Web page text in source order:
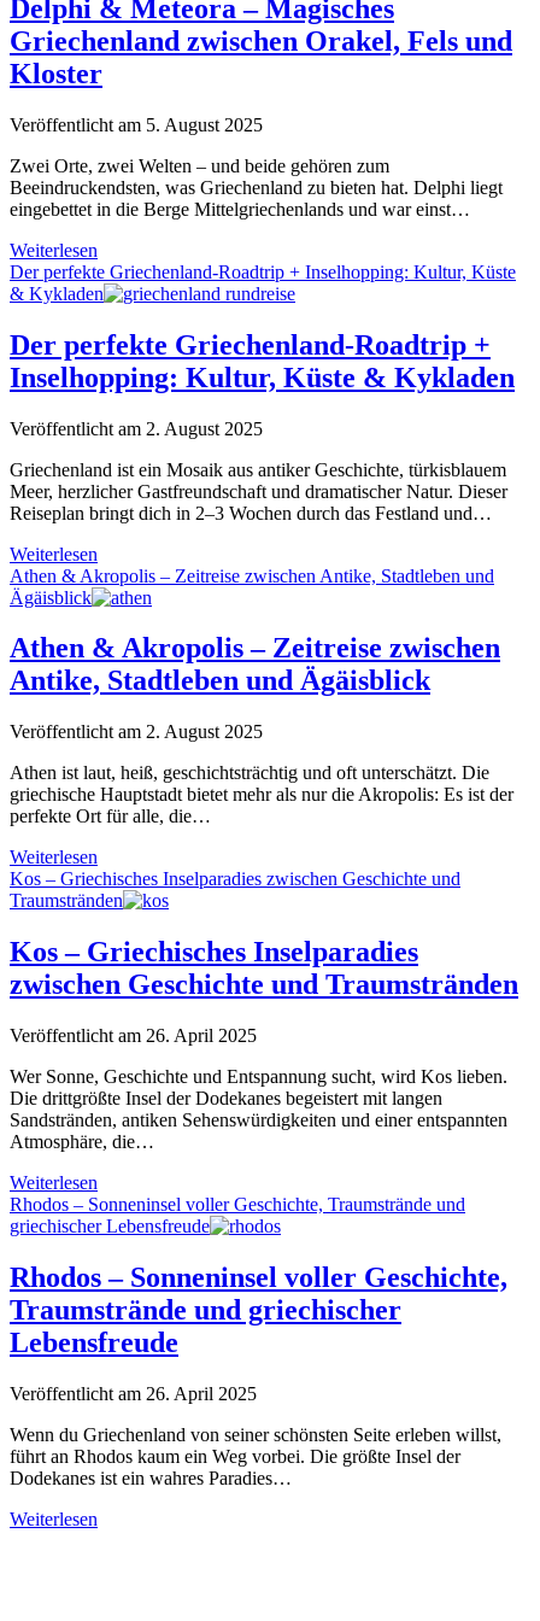
Inselgenuss
in
Kykladen
Delphi & Meteora – Magisches
Griechenland zwischen Orakel, Fels und
Kloster
Veröffentlicht am 5. August 2025
Zwei Orte, zwei Welten – und beide gehören zum
Beeindruckendsten, was Griechenland zu bieten hat. Delphi liegt
eingebettet in die Berge Mittelgriechenlands und war einst…
Weiterlesen
&
Meteora
Magisches
Griechenland
zwischen
Fels
Kloster
Der perfekte Griechenland-Roadtrip + Inselhopping: Kultur, Küste
& Kykladen
Der perfekte Griechenland-Roadtrip +
Inselhopping: Kultur, Küste & Kykladen
Veröffentlicht am 2. August 2025
Griechenland ist ein Mosaik aus antiker Geschichte, türkisblauem
Meer, herzlicher Gastfreundschaft und dramatischer Natur. Dieser
Reiseplan bringt dich in 2–3 Wochen durch das Festland und…
Weiterlesen
perfekte
Griechenland-
+
Inselhopping:
Kultur,
&
Athen & Akropolis – Zeitreise zwischen Antike, Stadtleben und
Ägäisblick
Athen & Akropolis – Zeitreise zwischen
Antike, Stadtleben und Ägäisblick
Veröffentlicht am 2. August 2025
Athen ist laut, heiß, geschichtsträchtig und oft unterschätzt. Die
griechische Hauptstadt bietet mehr als nur die Akropolis: Es ist der
perfekte Ort für alle, die…
Weiterlesen
&
Akropolis
Zeitreise
zwischen
Antike,
und
Kos – Griechisches Inselparadies zwischen Geschichte und
Traumstränden
Kos – Griechisches Inselparadies
zwischen Geschichte und Traumstränden
Veröffentlicht am 26. April 2025
Wer Sonne, Geschichte und Entspannung sucht, wird Kos lieben.
Die drittgrößte Insel der Dodekanes begeistert mit langen
Sandstränden, antiken Sehenswürdigkeiten und einer entspannten
Atmosphäre, die…
Weiterlesen
–
Griechisches
zwischen
Geschichte
und
Traumstränden
Rhodos – Sonneninsel voller Geschichte, Traumstrände und
griechischer Lebensfreude
Rhodos – Sonneninsel voller Geschichte,
Traumstrände und griechischer
Lebensfreude
Veröffentlicht am 26. April 2025
Wenn du Griechenland von seiner schönsten Seite erleben willst,
führt an Rhodos kaum ein Weg vorbei. Die größte Insel der
Dodekanes ist ein wahres Paradies…
Weiterlesen